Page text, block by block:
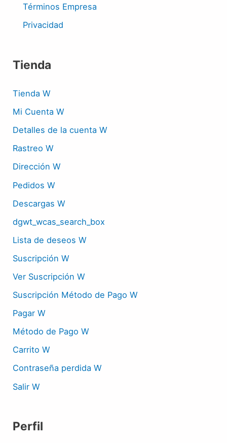
Términos Empresa
Privacidad
Tienda
Tienda W
Mi Cuenta W
Detalles de la cuenta W
Rastreo W
Dirección W
Pedidos W
Descargas W
dgwt_wcas_search_box
Lista de deseos W
Suscripción W
Ver Suscripción W
Suscripción Método de Pago W
Pagar W
Método de Pago W
Carrito W
Contraseña perdida W
Salir W
Perfil